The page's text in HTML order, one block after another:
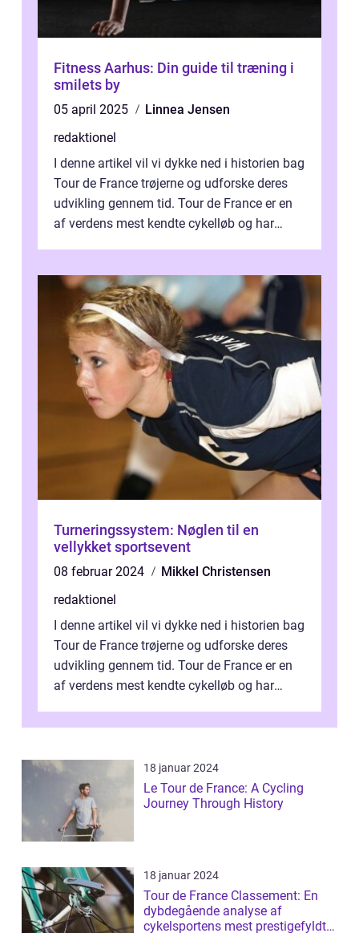
Fitness Aarhus: Din guide til træning i
smilets by
05 april 2025
Linnea Jensen
redaktionel
I denne artikel vil vi dykke ned i historien bag
Tour de France trøjerne og udforske deres
udvikling gennem tid. Tour de France er en
af verdens mest kendte cykelløb og har
Turneringssystem: Nøglen til en
vellykket sportsevent
08 februar 2024
Mikkel Christensen
redaktionel
I denne artikel vil vi dykke ned i historien bag
Tour de France trøjerne og udforske deres
udvikling gennem tid. Tour de France er en
af verdens mest kendte cykelløb og har
18 januar 2024
Le Tour de France: A Cycling
Journey Through History
18 januar 2024
Tour de France Classement: En
dybdegående analyse af
cykelsportens mest prestigefyldte